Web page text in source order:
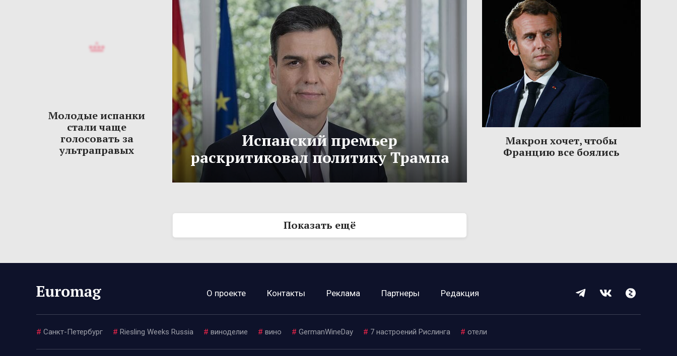
Молодые испанки
стали чаще
голосовать за
ультраправых
Испанский премьер
раскритиковал политику Трампа
Макрон хочет, чтобы
Францию все боялись
Показать ещё
О проекте Контакты Реклама Партнеры Редакция
# Санкт-Петербург # Riesling Weeks Russia # виноделие # вино # GermanWineDay # 7 настроений Рислинга # отели